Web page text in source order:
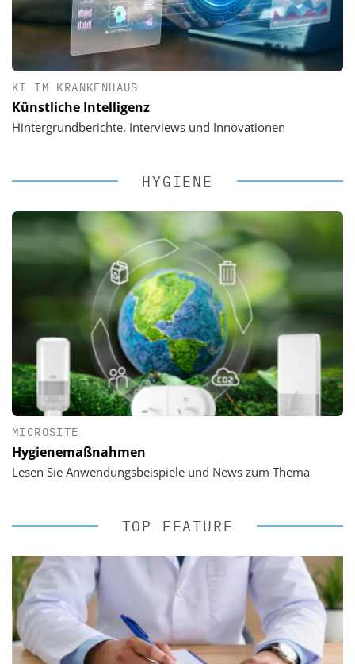
KI IM KRANKENHAUS
Künstliche Intelligenz
Hintergrundberichte, Interviews und Innovationen
HYGIENE
MICROSITE
Hygienemaßnahmen
Lesen Sie Anwendungsbeispiele und News zum Thema
TOP-FEATURE